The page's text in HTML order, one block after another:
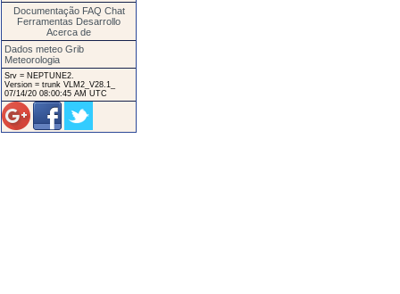
Documentação FAQ Chat
Ferramentas Desarrollo
Acerca de
Dados meteo Grib
Meteorologia
Srv = NEPTUNE2.
Version = trunk VLM2_V28.1_
07/14/20 08:00:45 AM UTC